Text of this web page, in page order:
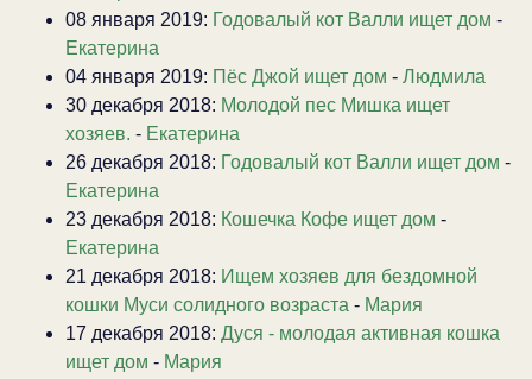
08 января 2019: Годовалый кот Валли ищет дом -
Екатерина
04 января 2019: Пёс Джой ищет дом - Людмила
30 декабря 2018: Молодой пес Мишка ищет
хозяев. - Екатерина
26 декабря 2018: Годовалый кот Валли ищет дом -
Екатерина
23 декабря 2018: Кошечка Кофе ищет дом -
Екатерина
21 декабря 2018: Ищем хозяев для бездомной
кошки Муси солидного возраста - Мария
17 декабря 2018: Дуся - молодая активная кошка
ищет дом - Мария